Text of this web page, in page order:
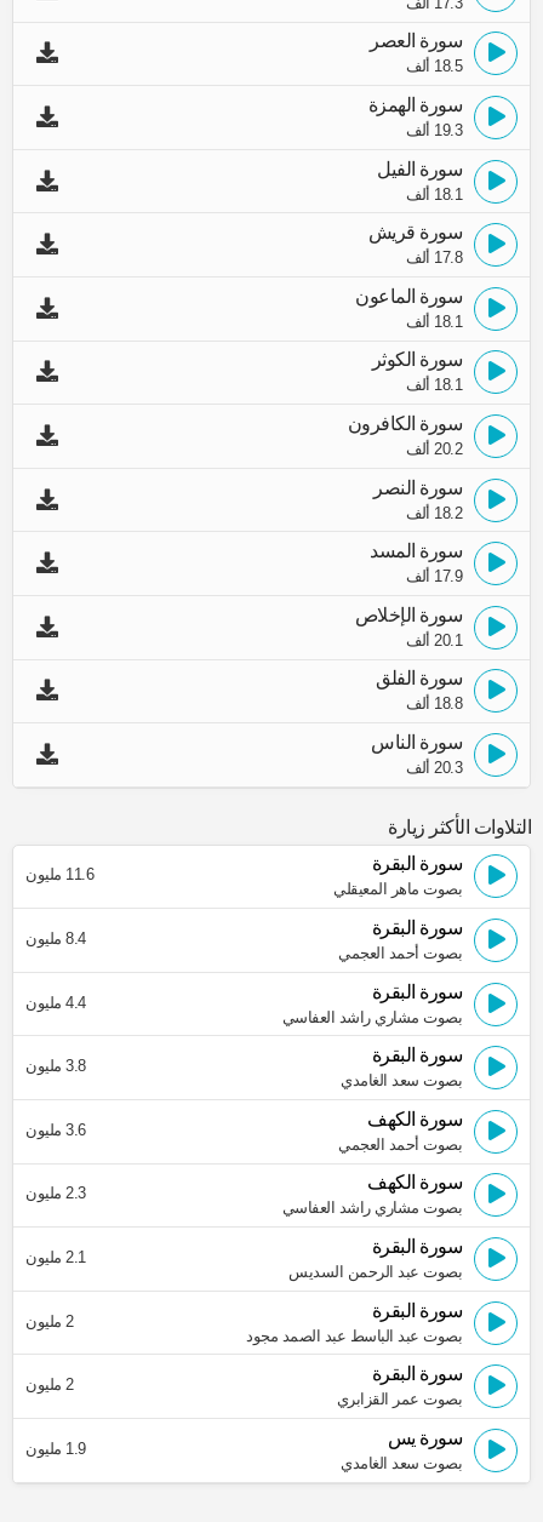
سورة العصر
18.5 ألف
سورة الهمزة
19.3 ألف
سورة الفيل
18.1 ألف
سورة قريش
17.8 ألف
سورة الماعون
18.1 ألف
سورة الكوثر
18.1 ألف
سورة الكافرون
20.2 ألف
سورة النصر
18.2 ألف
سورة المسد
17.9 ألف
سورة الإخلاص
20.1 ألف
سورة الفلق
18.8 ألف
سورة الناس
20.3 ألف
التلاوات الأكثر زيارة
سورة البقرة
بصوت ماهر المعيقلي
11.6 مليون
سورة البقرة
بصوت أحمد العجمي
8.4 مليون
سورة البقرة
بصوت مشاري راشد العفاسي
4.4 مليون
سورة البقرة
بصوت سعد الغامدي
3.8 مليون
سورة الكهف
بصوت أحمد العجمي
3.6 مليون
سورة الكهف
بصوت مشاري راشد العفاسي
2.3 مليون
سورة البقرة
بصوت عبد الرحمن السديس
2.1 مليون
سورة البقرة
بصوت عبد الباسط عبد الصمد مجود
2 مليون
سورة البقرة
بصوت عمر القزابري
2 مليون
سورة يس
بصوت سعد الغامدي
1.9 مليون